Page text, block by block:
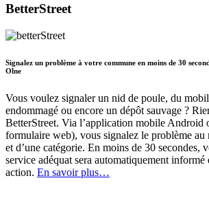
BetterStreet
Signalez un problème à votre commune en moins de 30
Olne
Vous voulez signaler un nid de poule, du
endommagé ou encore un dépôt sauvage ?
BetterStreet. Via l’application mobile Android
formulaire web), vous signalez le problème au
et d’une catégorie. En moins de 30 secondes,
service adéquat sera automatiquement informé
action. En savoir plus…